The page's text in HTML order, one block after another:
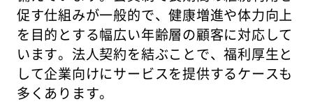
促す仕組みが一般的で、健康増進や体力向上
を目的とする幅広い年齢層の顧客に対応して
います。法人契約を結ぶことで、福利厚生と
して企業向けにサービスを提供するケースも
多くあります。